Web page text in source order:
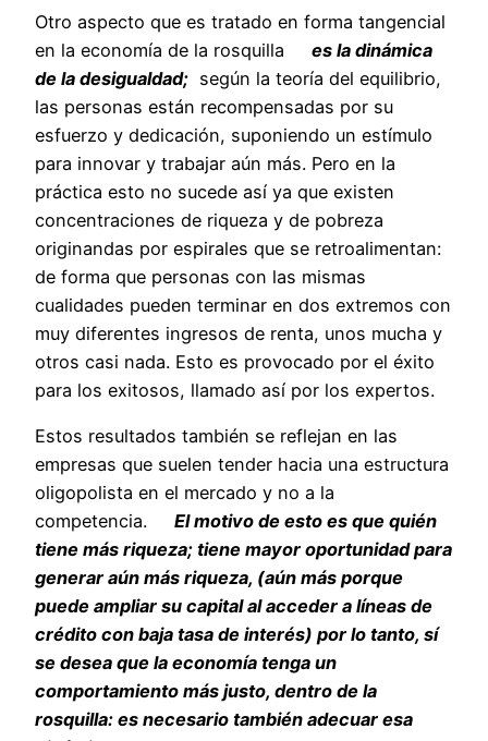
Otro aspecto que es tratado en forma tangencial
en la economía de la rosquilla
es la dinámica
de la desigualdad; según la teoría del equilibrio,
las personas están recompensadas por su
esfuerzo y dedicación, suponiendo un estímulo
para innovar y trabajar aún más. Pero en la
práctica esto no sucede así ya que existen
concentraciones de riqueza y de pobreza
originandas por espirales que se retroalimentan:
de forma que personas con las mismas
cualidades pueden terminar en dos extremos con
muy diferentes ingresos de renta, unos mucha y
otros casi nada. Esto es provocado por el éxito
para los exitosos, llamado así por los expertos.
Estos resultados también se reflejan en las
empresas que suelen tender hacia una estructura
oligopolista en el mercado y no a la
competencia.
El motivo de esto es que quién
tiene más riqueza; tiene mayor oportunidad para
generar aún más riqueza, (aún más porque
puede ampliar su capital al acceder a líneas de
crédito con baja tasa de interés) por lo tanto, sí
se desea que la economía tenga un
comportamiento más justo, dentro de la
rosquilla: es necesario también adecuar esa